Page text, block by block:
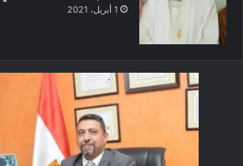
1 أبريل، 2021